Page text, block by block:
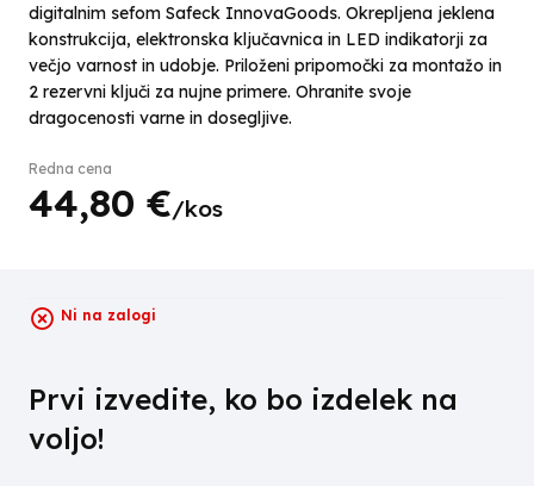
digitalnim sefom Safeck InnovaGoods. Okrepljena jeklena
konstrukcija, elektronska ključavnica in LED indikatorji za
večjo varnost in udobje. Priloženi pripomočki za montažo in
2 rezervni ključi za nujne primere. Ohranite svoje
dragocenosti varne in dosegljive.
Redna cena
44,80 €/kos
Ni na zalogi
Prvi izvedite, ko bo izdelek na
voljo!